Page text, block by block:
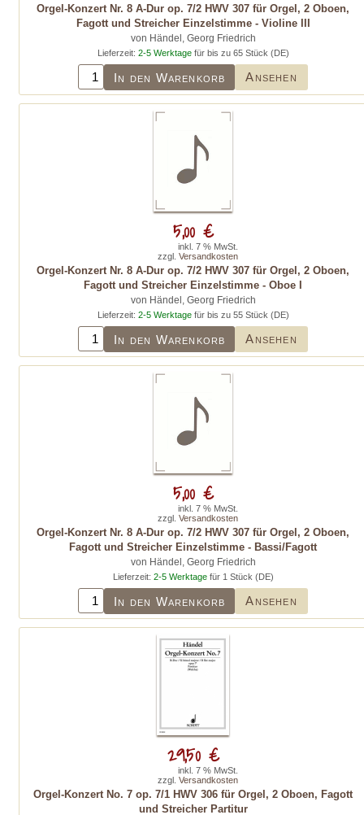
Orgel-Konzert Nr. 8 A-Dur op. 7/2 HWV 307 für Orgel, 2 Oboen,
Fagott und Streicher Einzelstimme - Violine III
von Händel, Georg Friedrich
Lieferzeit: 2-5 Werktagefür bis zu 65 Stück (DE)
In den Warenkorb Ansehen
Orgel-Konzert Nr. 8 A-Dur op. 7/2 HWV 307 für Orgel, 2 Oboen,
Fagott und Streicher Einzelstimme - Oboe I
von Händel, Georg Friedrich
Lieferzeit: 2-5 Werktagefür bis zu 55 Stück (DE)
In den Warenkorb Ansehen
5,00 €
inkl. 7 % MwSt.
zzgl. Versandkosten
Orgel-Konzert Nr. 8 A-Dur op. 7/2 HWV 307 für Orgel, 2 Oboen,
Fagott und Streicher Einzelstimme - Bassi/Fagott
von Händel, Georg Friedrich
Lieferzeit: 2-5 Werktagefür 1 Stück (DE)
In den Warenkorb Ansehen
5,00 €
inkl. 7 % MwSt.
zzgl. Versandkosten
Orgel-Konzert No. 7 op. 7/1 HWV 306 für Orgel, 2 Oboen, Fagott
und Streicher Partitur
29,50 €
inkl. 7 % MwSt.
zzgl. Versandkosten